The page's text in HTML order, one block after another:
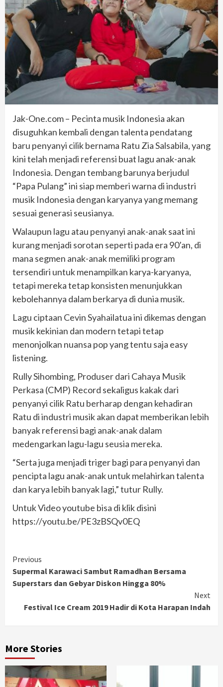
Jak-One.com – Pecinta musik Indonesia akan
disuguhkan kembali dengan talenta pendatang
baru penyanyi cilik bernama Ratu Zia Salsabila, yang
kini telah menjadi referensi buat lagu anak-anak
Indonesia. Dengan tembang barunya berjudul
“Papa Pulang” ini siap memberi warna di industri
musik Indonesia dengan karyanya yang memang
sesuai generasi seusianya.
Walaupun lagu atau penyanyi anak-anak saat ini
kurang menjadi sorotan seperti pada era 90’an, di
mana segmen anak-anak memiliki program
tersendiri untuk menampilkan karya-karyanya,
tetapi mereka tetap konsisten menunjukkan
kebolehannya dalam berkarya di dunia musik.
Lagu ciptaan Cevin Syahailatua ini dikemas dengan
musik kekinian dan modern tetapi tetap
menonjolkan nuansa pop yang tentu saja easy
listening.
Rully Sihombing, Produser dari Cahaya Musik
Perkasa (CMP) Record sekaligus kakak dari
penyanyi cilik Ratu berharap dengan kehadiran
Ratu di industri musik akan dapat memberikan lebih
banyak referensi bagi anak-anak dalam
medengarkan lagu-lagu seusia mereka.
“Serta juga menjadi triger bagi para penyanyi dan
pencipta lagu anak-anak untuk melahirkan talenta
dan karya lebih banyak lagi,” tutur Rully.
Untuk Video youtube bisa di klik disini
https://youtu.be/PE3zBSQv0EQ
Continue
Reading
Previous
Supermal Karawaci Sambut Ramadhan Bersama
Superstars dan Gebyar Diskon Hingga 80%
Next
Festival Ice Cream 2019 Hadir di Kota Harapan Indah
More Stories